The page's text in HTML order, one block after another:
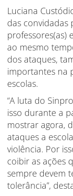
Luciana
das convidadas
professores(as)
ao mesmo
dos ataques,
importantes na
escolas.
“A luta do
isso durante a
mostrar agora,
ataques a
violência. Por
coibir as ações
sempre devem
tolerância”,